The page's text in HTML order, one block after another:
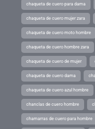
chaqueta de cuero para dama
chaqueta de cuero mujer zara
chaqueta de cuero moto hombre
chaqueta de cuero hombre zara
chaqueta de cuero de mujer
chaqueta de cuero dama
chaqueta de cuero azul hombre
chanclas de cuero hombre
chamarras de cuero para hombre